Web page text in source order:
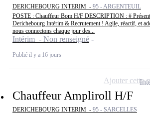
DERICHEBOURG INTERIM - 95 - ARGENTEUIL
POSTE : Chauffeur Bom H/F DESCRIPTION : #
Derichebourg Intérim & Recrutement ! Agile, réactif, et
nous connectons chaque jour des...
Intérim - Non renseigné
Publié il y a 16 jours
Chauffeur Ampliroll H/F
DERICHEBOURG INTERIM - 95 - SARCELLES
Ajouter cette